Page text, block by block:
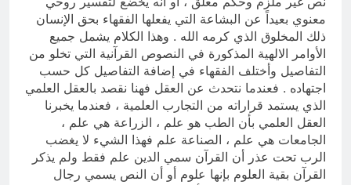
معنوي بعيداً عن البشاعة التي يفعلها الفقهاء بحق الإنسان
ذلك المخلوق الذي كرمه الله . وهذا الكلام يشمل جميع
الأوامر الالهية المذكورة في النصوص القرآنية التي تخلو من
التفاصيل وأختلف الفقهاء في إضافة التفاصيل كل حسب
اجتهاده . فعندما نتحدث عن العقل فهنا نقصد بالعقل العلمي
الذي يستمد قراراته من التجارب العلمية ، فعندما يخبرنا
العقل العلمي بأن الطب هو علم ، الزراعة هي علم ،
الجامعات هي علم ، الصناعة علم فهذا الشيء لا يغضب
الرب تحت عذر أن القرآن سمي الدين علم فقط ولم يذكر
القرآن بقية العلوم بإنها علوم أو أن النص يسمي رجال